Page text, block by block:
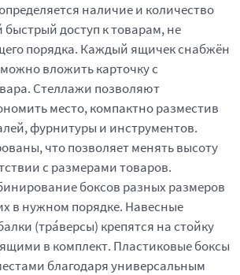
наличие и количество
доступ к товарам, не
порядка. Каждый ящичек снабжён
вложить карточку с
Стеллажи позволяют
место, компактно разместив
фурнитуры и инструментов.
что позволяет менять высоту
с размерами товаров.
боксов разных размеров
в нужном порядке. Навесные
(тра́версы) крепятся на стойку
в комплект. Пластиковые боксы
благодаря универсальным